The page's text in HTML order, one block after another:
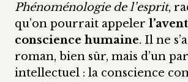
Phénoménologie de l’esprit,
qu’on pourrait appeler
conscience humaine. Il ne
roman, bien sûr, mais d’un
intellectuel : la conscience